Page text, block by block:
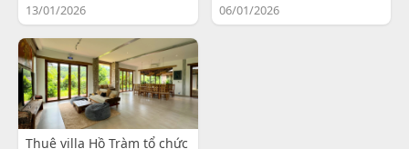
13/01/2026 06/01/2026
Thuê villa Hồ Tràm tổ chức